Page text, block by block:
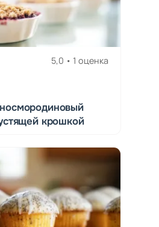
5,0 • 1 оценка
крошкой